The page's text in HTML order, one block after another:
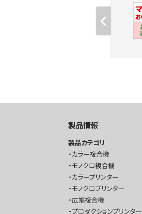
製品情報
製品カテゴリ
カラー複合機
モノクロ複合機
カラープリンター
モノクロプリンター
広幅複合機
プロダクションプリンター